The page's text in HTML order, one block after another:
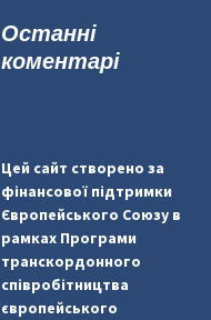
:Останні
коментарі
Цей сайт створено за
фінансової підтримки
Європейського Союзу в
рамках Програми
транскордонного
співробітництва
європейського